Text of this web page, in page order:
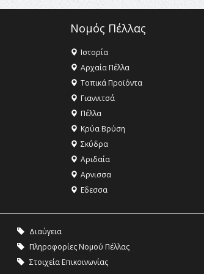
Νομός Πέλλας
Ιστορία
Αρχαία Πέλλα
Τοπικά Προϊόντα
Γιαννιτσά
Πέλλα
Κρύα Βρύση
Σκύδρα
Αριδαία
Aρνισσα
Eδεσσα
Διαύγεια
Πληροφορίες Νομού Πέλλας
Στοιχεία Επικοινωνίας